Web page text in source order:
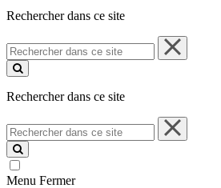
Rechercher dans ce site
Rechercher
dans
ce
Rechercher dans ce site
Rechercher
dans
ce
site
Menu Fermer